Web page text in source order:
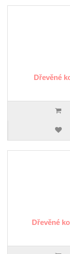
Dřevěné
Dřevěné